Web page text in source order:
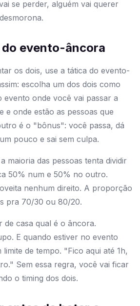
se perder, alguém vai querer
evento-âncora
os dois, use a tática do evento-
escolha um dos dois como
evento onde você vai passar a
e onde estão as pessoas que
é o "bônus": você passa, dá
pouco e sai sem culpa.
maioria das pessoas tenta dividir
50% num e 50% no outro.
nenhum direito. A proporção
pra 70/30 ou 80/20.
de casa qual é o âncora.
E quando estiver no evento
de tempo. "Fico aqui até 1h,
Sem essa regra, você vai ficar
o timing dos dois.